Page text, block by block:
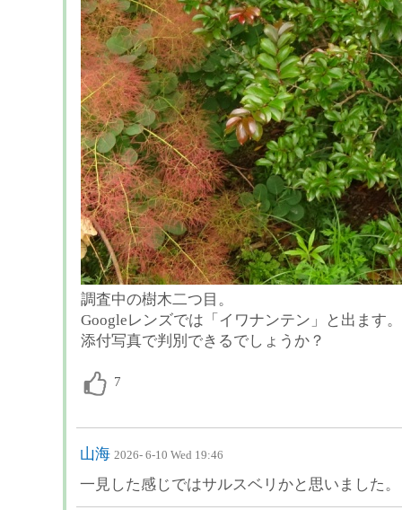
調査中の樹木二つ目。
Googleレンズでは「イワナンテン」と出ます。
添付写真で判別できるでしょうか？
山海 2026- 6-10 Wed 19:46
一見した感じではサルスベリかと思いました。